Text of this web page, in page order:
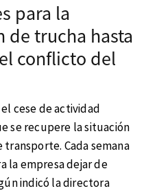
para la
de trucha hasta
conflicto del
cese de actividad
se recupere la situación
Cada semana
la empresa dejar de
indicó la directora